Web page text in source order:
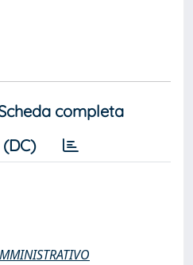
completa